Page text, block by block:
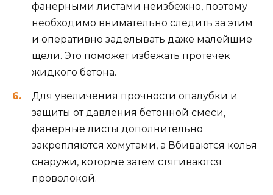
фанерными листами неизбежно, поэтому
необходимо внимательно следить за этим
и оперативно заделывать даже малейшие
щели. Это поможет избежать протечек
жидкого бетона.
Для увеличения прочности опалубки и
защиты от давления бетонной смеси,
фанерные листы дополнительно
закрепляются хомутами, а Вбиваются колья
снаружи, которые затем стягиваются
проволокой.